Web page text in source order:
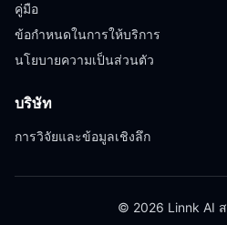
คู่มือ
ข้อกำหนดในการให้บริการ
นโยบายความเป็นส่วนตัว
บริษัท
การวิจัยและข้อมูลเชิงลึก
© 2026 Linnk AI